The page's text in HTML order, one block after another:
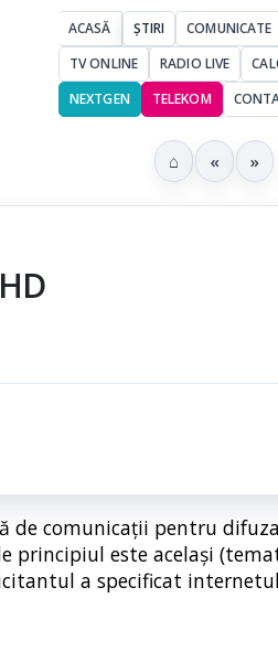
ACASĂ ȘTIRI COMUNICATE
TV ONLINE
RADIO LIVE
NEXTGEN
TELEKOM
⌂ « »
de comunicații pentru
principiul este același
a specificat